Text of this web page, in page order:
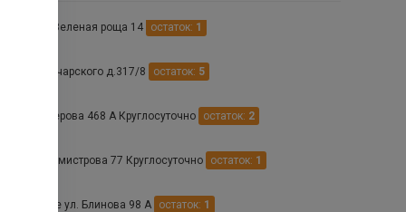
ул. Зеленая роща 14 остаток: 1
ул. Луначарского д.317/8 остаток: 5
ул. Серова 468 А Круглосуточно остаток: 2
ул.Бурмистрова 77 Круглосуточно остаток: 1
ул. Блинова 98 А остаток: 1